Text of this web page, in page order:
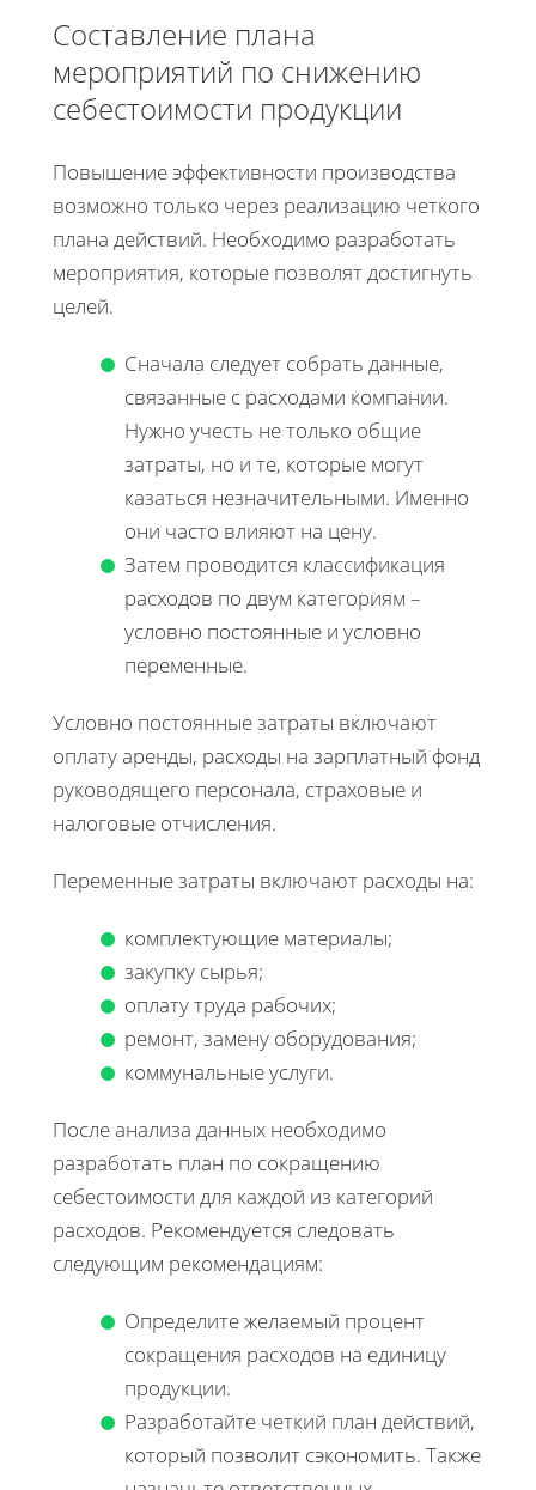
Составление плана
мероприятий по снижению
себестоимости продукции
Повышение эффективности производства
возможно только через реализацию четкого
плана действий. Необходимо разработать
мероприятия, которые позволят достигнуть
целей.
Сначала следует собрать данные,
связанные с расходами компании.
Нужно учесть не только общие
затраты, но и те, которые могут
казаться незначительными. Именно
они часто влияют на цену.
Затем проводится классификация
расходов по двум категориям –
условно постоянные и условно
переменные.
Условно постоянные затраты включают
оплату аренды, расходы на зарплатный фонд
руководящего персонала, страховые и
налоговые отчисления.
Переменные затраты включают расходы на:
комплектующие материалы;
закупку сырья;
оплату труда рабочих;
ремонт, замену оборудования;
коммунальные услуги.
После анализа данных необходимо
разработать план по сокращению
себестоимости для каждой из категорий
расходов. Рекомендуется следовать
следующим рекомендациям:
Определите желаемый процент
сокращения расходов на единицу
продукции.
Разработайте четкий план действий,
который позволит сэкономить. Также